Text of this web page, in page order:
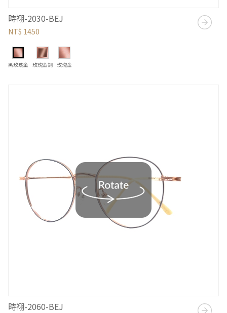
時祤-2030-BEJ
NT$ 1450
黑玫瑰金 玫瑰金銅 玫瑰金
時祤-2060-BEJ